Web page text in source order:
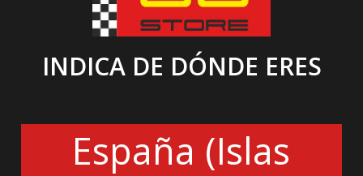
INDICA DE DÓNDE ERES
España (Islas
6.96€